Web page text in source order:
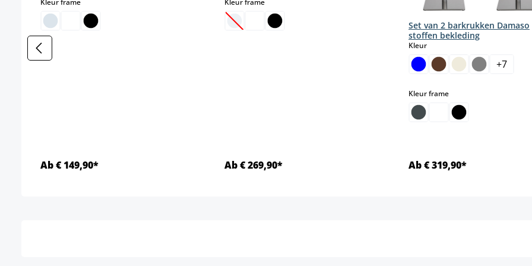
Kleur frame
Ab € 149,90*
Kleur frame
(Deze optie is momenteel niet beschikbaar.)
Ab € 269,90*
Set van 2 barkrukken Damaso
stoffen bekleding
Kleurselect
+7
Kleur frameselect
Ab € 319,90*